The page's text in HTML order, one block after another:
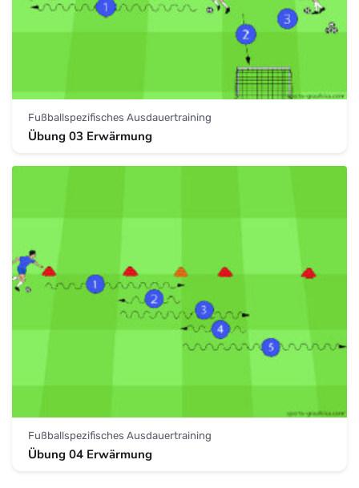
Fußballspezifisches Ausdauertraining
Übung 03 Erwärmung
Fußballspezifisches Ausdauertraining
Übung 04 Erwärmung